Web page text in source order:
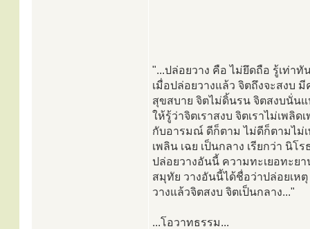
"...ปล่อยวาง คือ ไม่ยึดถือ รู้เท่าทั
เมื่อปล่อยวางแล้ว จิตถึงจะสงบ
สุขสบาย จิตไม่ดิ้นรน จิตสงบนั่น
ให้รู้ว่าจิตเราสงบ จิตเราไม่เพลิด
กับอารมณ์ ดีก็ตาม ไม่ดีก็ตามไม่
เพลิน เฉย เป็นกลาง เรียกว่า นิโร
ปล่อยวางอันนี้ ความทะเยอทะย
สมุทัย วางอันนี้ได้ชื่อว่าปล่อยเหตุ
วางแล้วจิตสงบ จิตเป็นกลาง..."
...โอวาทธรรม...